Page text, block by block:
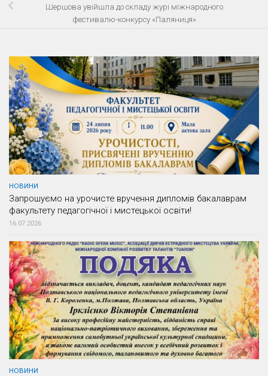
Шершова увійшла до складу журі міжнародного
фестивалю-конкурсу «Паляниця»
НОВИНИ
Запрошуємо на урочисте вручення дипломів бакалаврам
факультету педагогічної і мистецької освіти!
16.07.2026
НОВИНИ